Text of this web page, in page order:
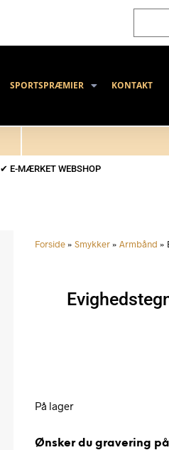
SPORTSPRÆMIER KONTAKT
✔ E-MÆRKET WEBSHOP
Forside »Smykker »Armbånd »
På lager
Ønsker du gravering